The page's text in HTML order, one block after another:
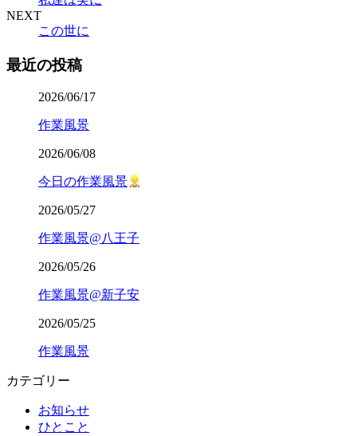
NEXT
この世に
最近の投稿
2026/06/17
作業風景
2026/06/08
今日の作業風景
2026/05/27
作業風景@八王子
2026/05/26
作業風景@新子安
2026/05/25
作業風景
カテゴリー
お知らせ
ひとこと